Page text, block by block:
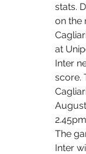
stats.
on the
at
Inter
score.
The
Inter